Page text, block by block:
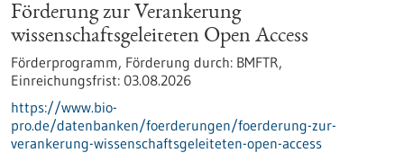
Förderung zur Verankerung
wissenschaftsgeleiteten Open Access
Förderprogramm, Förderung durch: BMFTR,
Einreichungsfrist: 03.08.2026
https://www.bio-
pro.de/datenbanken/foerderungen/foerderung-zur-
verankerung-wissenschaftsgeleiteten-open-access